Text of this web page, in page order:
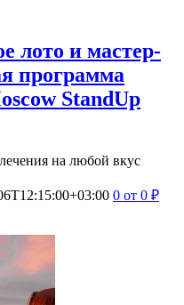
лото и мастер-
программа
StandUp
на любой вкус
0 от 0 ₽